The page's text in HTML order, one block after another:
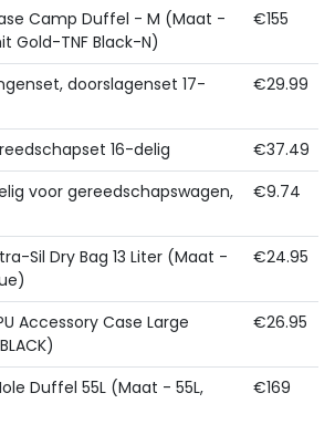
Camp Duffel - M (Maat -
Gold-TNF Black-N)
€155
doorslagenset 17-
€29.99
16-delig
€37.49
voor gereedschapswagen,
€9.74
Sil Dry Bag 13 Liter (Maat -
€24.95
Accessory Case Large
€26.95
Duffel 55L (Maat - 55L,
€169